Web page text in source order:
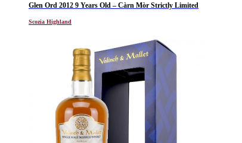
Glen Ord 2012 9 Years Old – Càrn Mòr Strictly Limited
Scozia Highland